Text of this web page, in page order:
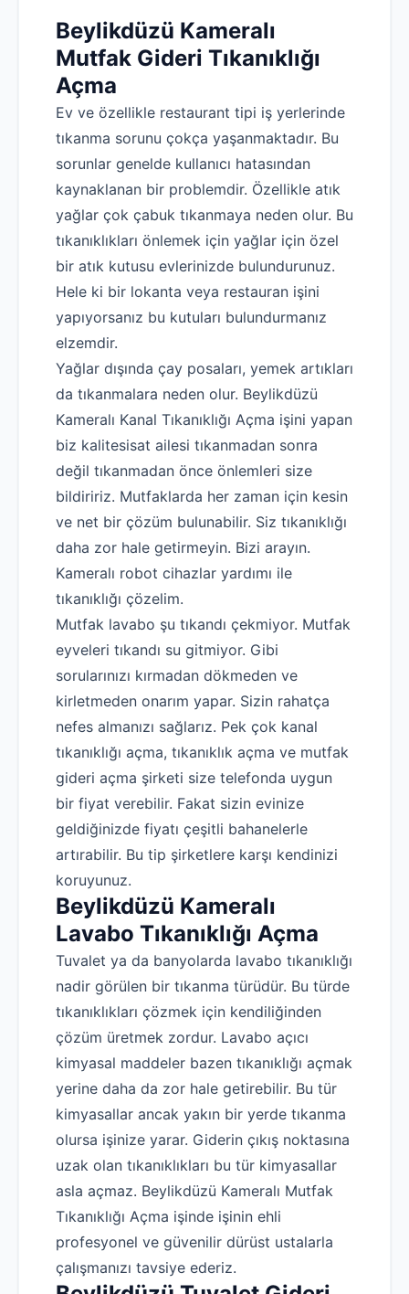
Beylikdüzü Kameralı
Mutfak Gideri Tıkanıklığı
Açma
Ev ve özellikle restaurant tipi iş yerlerinde
tıkanma sorunu çokça yaşanmaktadır. Bu
sorunlar genelde kullanıcı hatasından
kaynaklanan bir problemdir. Özellikle atık
yağlar çok çabuk tıkanmaya neden olur. Bu
tıkanıklıkları önlemek için yağlar için özel
bir atık kutusu evlerinizde bulundurunuz.
Hele ki bir lokanta veya restauran işini
yapıyorsanız bu kutuları bulundurmanız
elzemdir.
Yağlar dışında çay posaları, yemek artıkları
da tıkanmalara neden olur. Beylikdüzü
Kameralı Kanal Tıkanıklığı Açma işini yapan
biz kalitesisat ailesi tıkanmadan sonra
değil tıkanmadan önce önlemleri size
bildiririz. Mutfaklarda her zaman için kesin
ve net bir çözüm bulunabilir. Siz tıkanıklığı
daha zor hale getirmeyin. Bizi arayın.
Kameralı robot cihazlar yardımı ile
tıkanıklığı çözelim.
Mutfak lavabo şu tıkandı çekmiyor. Mutfak
eyveleri tıkandı su gitmiyor. Gibi
sorularınızı kırmadan dökmeden ve
kirletmeden onarım yapar. Sizin rahatça
nefes almanızı sağlarız. Pek çok kanal
tıkanıklığı açma, tıkanıklık açma ve mutfak
gideri açma şirketi size telefonda uygun
bir fiyat verebilir. Fakat sizin evinize
geldiğinizde fiyatı çeşitli bahanelerle
artırabilir. Bu tip şirketlere karşı kendinizi
koruyunuz.
Beylikdüzü Kameralı
Lavabo Tıkanıklığı Açma
Tuvalet ya da banyolarda lavabo tıkanıklığı
nadir görülen bir tıkanma türüdür. Bu türde
tıkanıklıkları çözmek için kendiliğinden
çözüm üretmek zordur. Lavabo açıcı
kimyasal maddeler bazen tıkanıklığı açmak
yerine daha da zor hale getirebilir. Bu tür
kimyasallar ancak yakın bir yerde tıkanma
olursa işinize yarar. Giderin çıkış noktasına
uzak olan tıkanıklıkları bu tür kimyasallar
asla açmaz. Beylikdüzü Kameralı Mutfak
Tıkanıklığı Açma işinde işinin ehli
profesyonel ve güvenilir dürüst ustalarla
çalışmanızı tavsiye ederiz.